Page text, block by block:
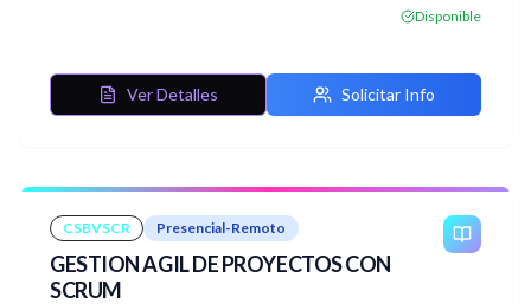
Disponible
Ver Detalles Solicitar Info
CSBVSCR Presencial-Remoto
GESTION AGIL DE PROYECTOS CON
SCRUM